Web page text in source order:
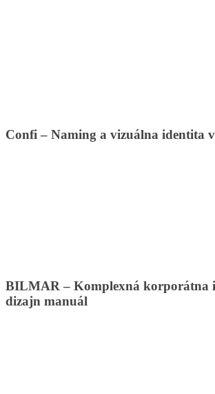
Confi – Naming a vizuálna identita
BILMAR – Komplexná korporátna
dizajn manuál